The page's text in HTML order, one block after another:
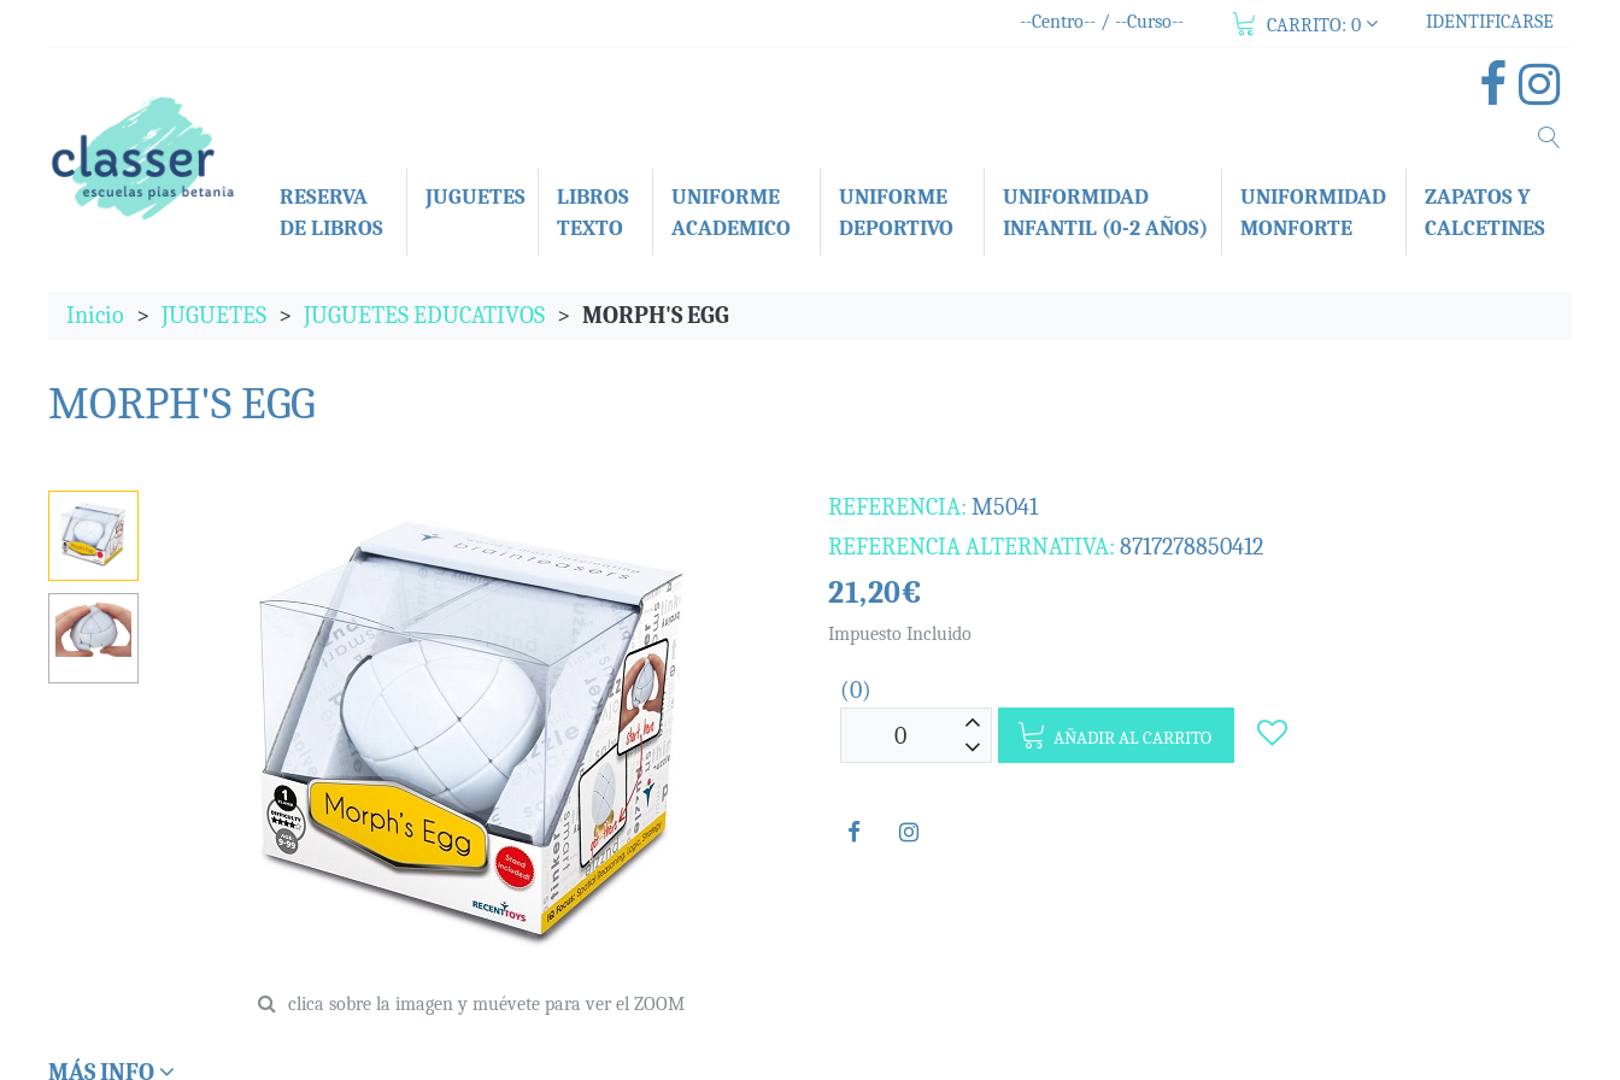
--Centro-- / --Curso-- CARRITO: 0 IDENTIFICARSE
RESERVA
DE LIBROS
JUGUETES
LIBROS
TEXTO
UNIFORME
ACADEMICO
UNIFORME
DEPORTIVO
UNIFORMIDAD
INFANTIL (0-2 AÑOS)
UNIFORMIDAD
MONFORTE
ZAPATOS Y
CALCETINES
Inicio JUGUETES JUGUETES EDUCATIVOS MORPH'S EGG
MORPH'S EGG
clica sobre la imagen y muévete para ver el ZOOM
REFERENCIA: M5041
REFERENCIA ALTERNATIVA: 8717278850412
21,20€
Impuesto Incluido
(0)
AÑADIR AL CARRITO
MÁS INFO